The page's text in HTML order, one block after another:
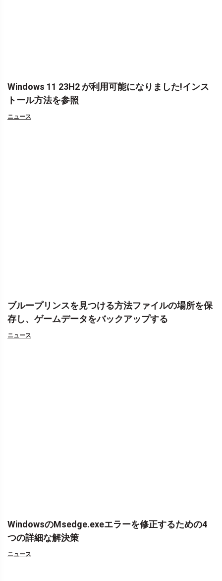
Windows 11 23H2 が利用可能になりました!インス
トール方法を参照
ニュース
ブループリンスを見つける方法ファイルの場所を保
存し、ゲームデータをバックアップする
ニュース
WindowsのMsedge.exeエラーを修正するための4
つの詳細な解決策
ニュース